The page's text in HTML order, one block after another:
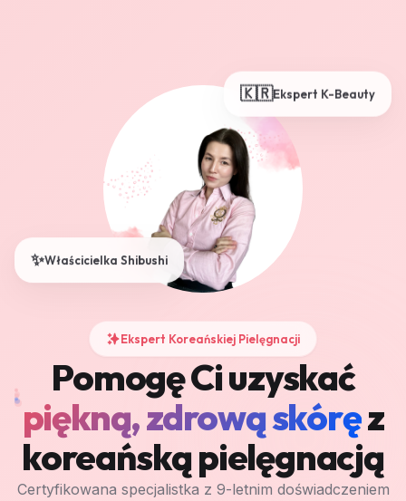
Ekspert Koreańskiej Pielęgnacji
Pomogę Ci uzyskać
piękną, zdrową skóręz
koreańską pielęgnacją
Certyfikowana specjalistka z 9-letnim doświadczeniem
🇰🇷Ekspert K-Beauty
✨Właścicielka Shibushi